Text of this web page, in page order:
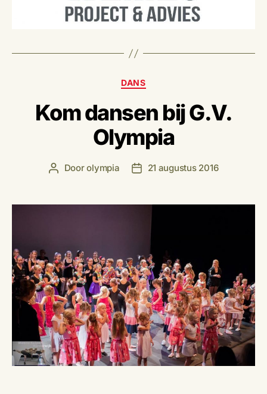
Categorieën
DANS
Kom dansen bij G.V.
Olympia
Berichtauteur
Doorolympia Berichtdatum
21 augustus 2016